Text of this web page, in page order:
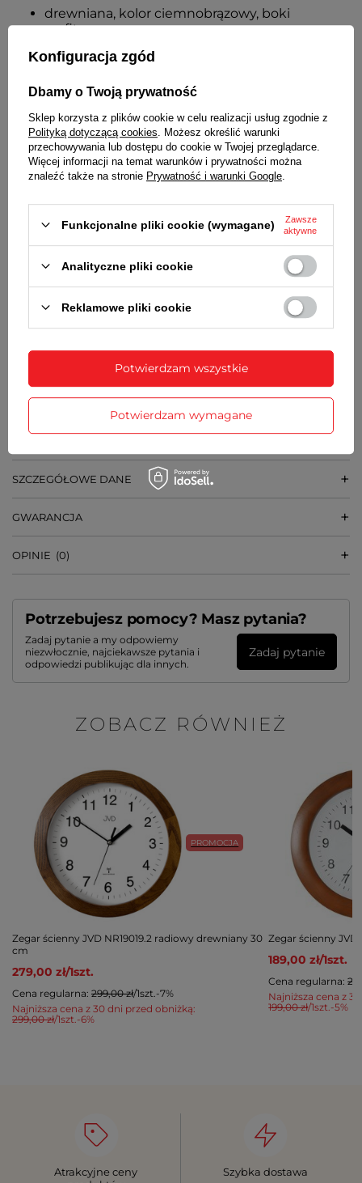
drewniana, kolor ciemnobrązowy, boki
grafitowe
szkło matowe, mleczne
FORMAT WYŚWIETLANIA GODZINY
12-godzinny
WSKAZÓWKI
czarne aluminiowe, nad szkłem
arabskie, kolor czarny
z wahadłem
2 baterie typu AA (LR6) - jedna do prawidłowej
23 cm x 60 cm x 5,5 cm [szer x wys x gł]
SZCZEGÓŁOWE DANE
GWARANCJA
OPINIE (0)
Potrzebujesz pomocy? Masz pytania?
Zadaj pytanie a my odpowiemy
niezwłocznie, najciekawsze pytania i
odpowiedzi publikując dla innych.
Zadaj pytanie
ZOBACZ RÓWNIEŻ
PROMOCJA
Zegar ścienny JVD NR19019.2 radiowy drewniany 30
cm
279,00 zł/1szt.
Najniższa cena z 30 dni przed obniżką:
299,00 zł/1szt.-6%
Cena regularna: 299,00 zł/1szt.-7%
Zegar ścienny JVD
189,00 zł/1szt.
Najniższa cena z
199,00 zł/1szt.-5%
Cena regularna:
Atrakcyjne ceny
Szybka dostawa
Konfiguracja zgód
Dbamy o Twoją prywatność
Sklep korzysta z plików cookie w celu realizacji usług zgodnie z
Polityką dotyczącą cookies . Możesz określić warunki
przechowywania lub dostępu do cookie w Twojej przeglądarce.
Więcej informacji na temat warunków i prywatności można
znaleźć także na stronie Prywatność i warunki Google
Funkcjonalne pliki cookie (wymagane)
Zawsze
aktywne
Analityczne pliki cookie
Reklamowe pliki cookie
Potwierdzam wymagane
Potwierdzam wszystkie